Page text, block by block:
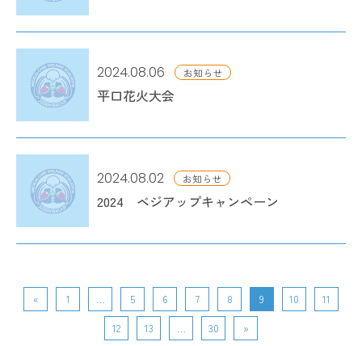
2024.08.06 お知らせ
平口花火大会
2024.08.02 お知らせ
2024 ベジアップキャンペーン
« 1 5 6 7 8 9 10 11
12 13 30 »